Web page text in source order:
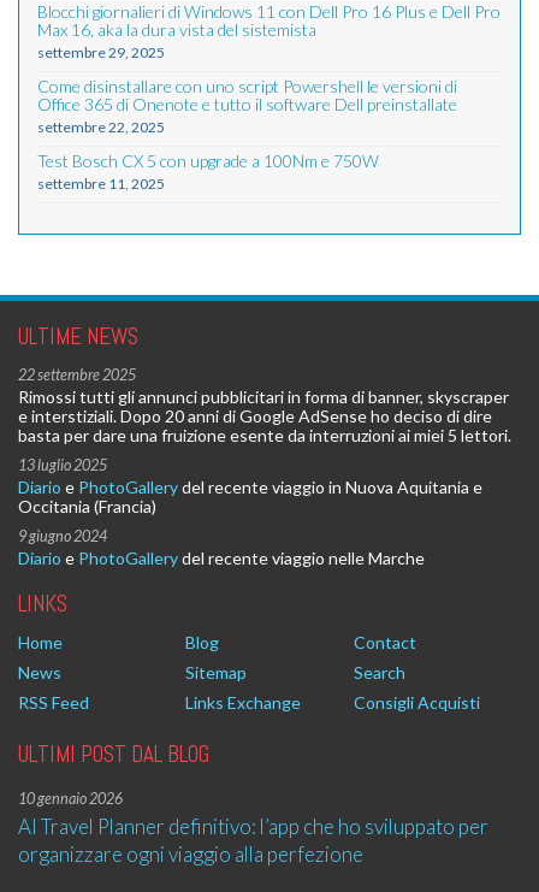
Blocchi giornalieri di Windows 11 con Dell Pro 16 Plus e Dell Pro
Max 16, aka la dura vista del sistemista
settembre 29, 2025
Come disinstallare con uno script Powershell le versioni di
Office 365 di Onenote e tutto il software Dell preinstallate
settembre 22, 2025
Test Bosch CX 5 con upgrade a 100Nm e 750W
settembre 11, 2025
ULTIME NEWS
22 settembre 2025
Rimossi tutti gli annunci pubblicitari in forma di banner, skyscraper
e interstiziali. Dopo 20 anni di Google AdSense ho deciso di dire
basta per dare una fruizione esente da interruzioni ai miei 5 lettori.
13 luglio 2025
Diario e PhotoGallerydel recente viaggio in Nuova Aquitania e
Occitania (Francia)
9 giugno 2024
Diario e PhotoGallerydel recente viaggio nelle Marche
LINKS
Home Blog
Contact
News
Sitemap
Search
RSS Feed
Links Exchange Consigli Acquisti
ULTIMI POST DAL BLOG
10 gennaio 2026
AI Travel Planner definitivo: l’app che ho sviluppato per
organizzare ogni viaggio alla perfezione